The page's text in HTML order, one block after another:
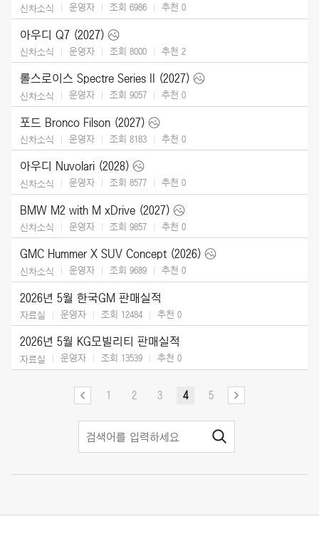
신차소식 운영자 조회 6986 추천 0
아우디 Q7 (2027)
신차소식 운영자 조회 8000 추천 2
롤스로이스 Spectre Series II (2027)
신차소식 운영자 조회 9057 추천 0
포드 Bronco Filson (2027)
신차소식 운영자 조회 8183 추천 0
아우디 Nuvolari (2028)
신차소식 운영자 조회 8577 추천 0
BMW M2 with M xDrive (2027)
신차소식 운영자 조회 9857 추천 0
GMC Hummer X SUV Concept (2026)
신차소식 운영자 조회 9689 추천 0
2026년 5월 한국GM 판매실적
자료실 운영자 조회 12484 추천 0
2026년 5월 KG모빌리티 판매실적
자료실 운영자 조회 13539 추천 0
1 2 3 4 5